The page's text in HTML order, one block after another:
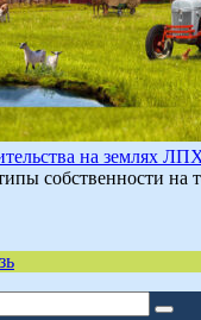
на землях
собственности на